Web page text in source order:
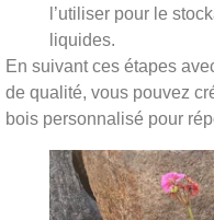
l’utiliser pour le
liquides.
En suivant ces étapes
de qualité, vous pouvez
bois personnalisé pour